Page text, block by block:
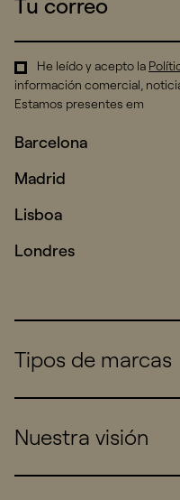
He leído y acepto la
información comercial,
Estamos presentes em
Barcelona
Madrid
Lisboa
Londres
Tipos de marcas
Consumers
Nuestra visión